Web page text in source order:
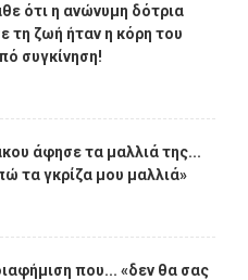
ότι η ανώνυμη δότρια
τη ζωή ήταν η κόρη του
συγκίνηση!
άφησε τα μαλλιά της...
τα γκρίζα μου μαλλιά»
που... «δεν θα σας